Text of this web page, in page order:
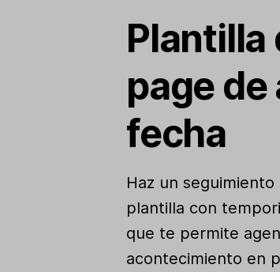
Plantilla
page de
fecha
Haz un
plantilla con
que te permite
acontecimiento en